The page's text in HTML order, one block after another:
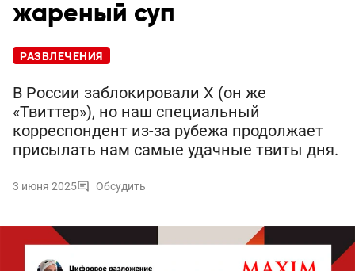
жареный суп
РАЗВЛЕЧЕНИЯ
В России заблокировали X (он же
«Твиттер»), но наш специальный
корреспондент из-за рубежа продолжает
присылать нам самые удачные твиты дня.
3 июня 2025 Обсудить